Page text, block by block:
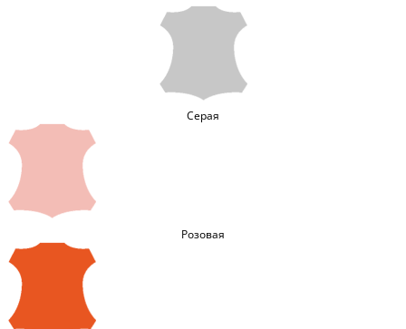
Серая
Розовая